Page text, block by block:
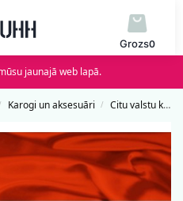
0
jaunajā web lapā.
Karogi un aksesuāri / Citu valstu karogi